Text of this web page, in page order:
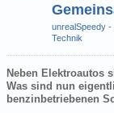
unrealSpeedy
Technik
Neben Elektroautos
Was sind nun
benzinbetriebenen